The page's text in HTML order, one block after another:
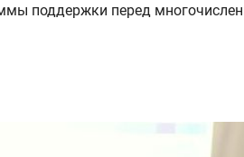
поддержки перед